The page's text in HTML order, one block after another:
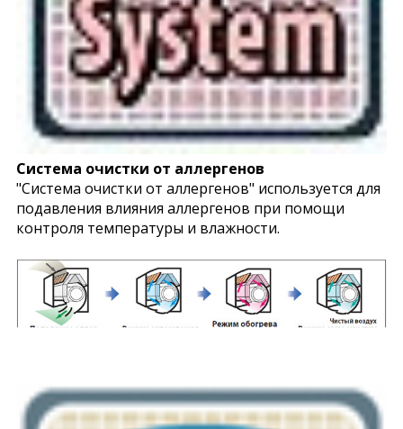
Система очистки от аллергенов
"Система очистки от аллергенов" используется для
подавления влияния аллергенов при помощи
контроля температуры и влажности.